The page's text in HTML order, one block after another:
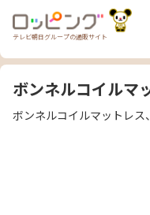
テレビ朝日グループの通販サイト
ボンネルコイルマ
ボンネルコイルマットレス